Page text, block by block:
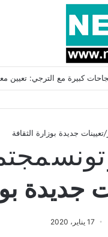
وبتكليف من سعيّد:
/تعيينات جديدة بوزارة الثقافة
تونس
جديدة
17 يناير، 2020